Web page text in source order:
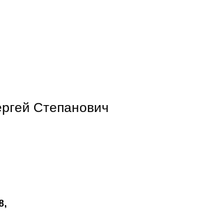
Степанович